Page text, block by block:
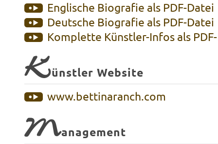
Englische Biografie als PDF-Datei
Deutsche Biografie als PDF-Datei
Komplette Künstler-Infos als
Künstler Website
www.bettinaranch.com
Management